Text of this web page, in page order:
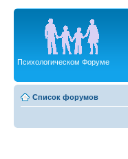
Психологическом Форуме
Список форумов